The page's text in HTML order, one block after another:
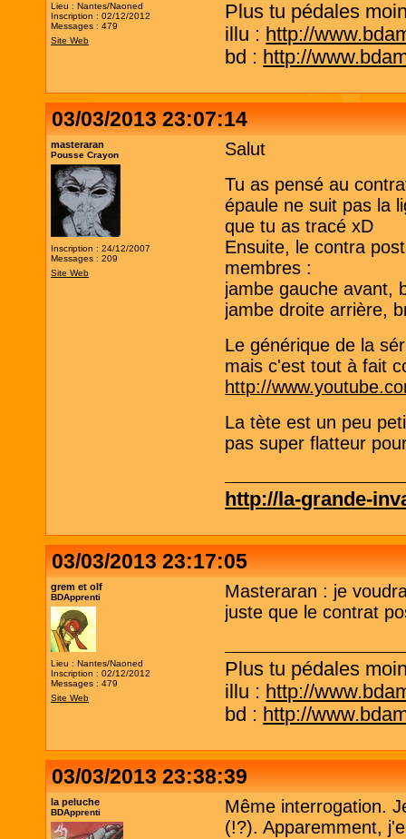
Lieu : Nantes/Naoned
Inscription : 02/12/2012
Messages : 479
Site Web
Plus tu pédales
illu : http://
bd : http://
03/03/2013 23:07:14
masteraran
Pousse Crayon
Inscription : 24/12/2007
Messages : 209
Site Web
Salut
Tu as pensé au
épaule ne suit pas la
que tu as tracé xD
Ensuite, le contra
membres :
jambe gauche avant,
jambe droite arrière,
Le générique de la
mais c'est tout à fait
http://
La tète est un peu
pas super flatteur
http://la-grande-
03/03/2013 23:17:05
grem et olf
BDApprenti
Lieu : Nantes/Naoned
Inscription : 02/12/2012
Messages : 479
Site Web
Masteraran : je
juste que le contrat
Plus tu pédales
illu : http://
bd : http://
03/03/2013 23:38:39
la peluche
BDApprenti
Même interrogation.
(!?). Apparemment,